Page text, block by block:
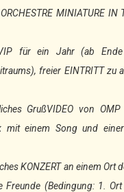
MINIATURE IN
für ein Jahr (ab Ende
freier EINTRITT zu
GrußVIDEO von
mit einem Song und
KONZERT an einem Ort
Freunde (Bedingung: 1.